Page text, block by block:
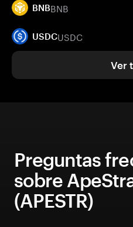
BNBBNB
USDCUSDC
Ver
Preguntas
sobre
(APESTR)